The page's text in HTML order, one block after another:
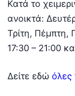
Κατά το
ανοικτά:
Τρίτη, Πέμπτη,
17:30 – 21:00
Δείτε εδώ όλες